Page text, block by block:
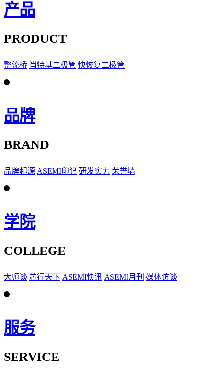
产品
PRODUCT
整流桥 肖特基二极管 快恢复二极管
品牌
BRAND
品牌起源 ASEMI印记 研发实力 荣誉墙
学院
COLLEGE
大师谈 芯行天下 ASEMI快讯 ASEMI月刊 媒体访谈
服务
SERVICE